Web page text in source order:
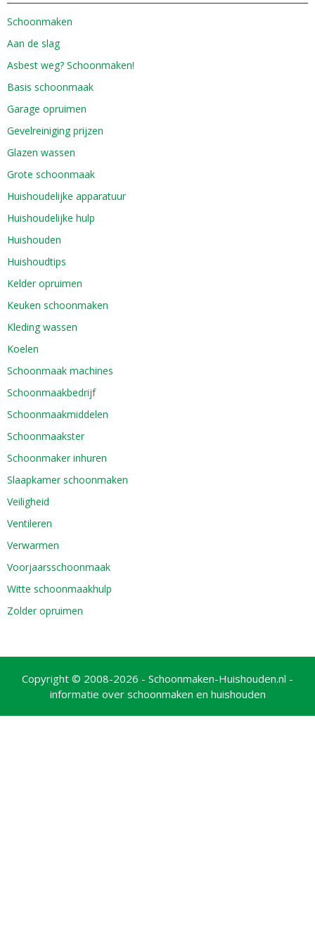
Schoonmaken
Aan de slag
Asbest weg? Schoonmaken!
Basis schoonmaak
Garage opruimen
Gevelreiniging prijzen
Glazen wassen
Grote schoonmaak
Huishoudelijke apparatuur
Huishoudelijke hulp
Huishouden
Huishoudtips
Kelder opruimen
Keuken schoonmaken
Kleding wassen
Koelen
Schoonmaak machines
Schoonmaakbedrijf
Schoonmaakmiddelen
Schoonmaakster
Schoonmaker inhuren
Slaapkamer schoonmaken
Veiligheid
Ventileren
Verwarmen
Voorjaarsschoonmaak
Witte schoonmaakhulp
Zolder opruimen
Copyright © 2008-2026 - Schoonmaken-Huishouden.nl -
informatie over schoonmaken en huishouden